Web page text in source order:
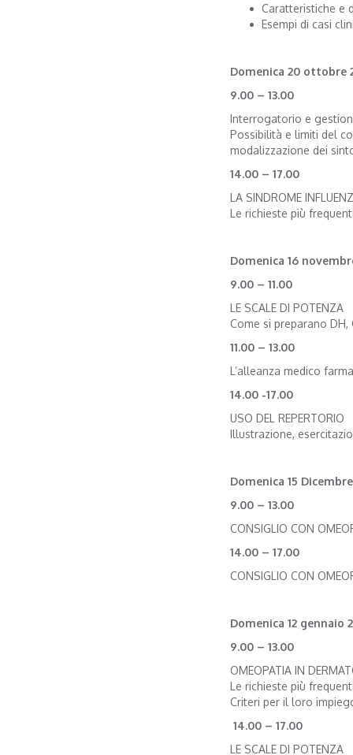
Caratteristiche e
Esempi di casi
Domenica 20 ottobre
9.00 – 13.00
Interrogatorio e
Possibilità e limiti del
modalizzazione dei
14.00 – 17.00
LA SINDROME
Le richieste più
Domenica 16
9.00 – 11.00
LE SCALE DI POTENZA
Come si preparano
11.00 – 13.00
L’alleanza medico
14.00 -17.00
USO DEL REPERTORIO
Illustrazione,
Domenica 15
9.00 – 13.00
CONSIGLIO CON
14.00 – 17.00
CONSIGLIO CON
Domenica 12 gennaio
9.00 – 13.00
OMEOPATIA IN
Le richieste più
Criteri per il loro
14.00 – 17.00
LE SCALE DI POTENZA